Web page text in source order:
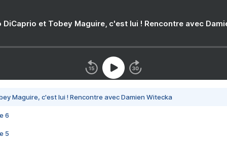
DiCaprio et Tobey Maguire, c'est lui ! Rencontre avec
Maguire, c'est lui ! Rencontre avec Damien Witecka
6
5